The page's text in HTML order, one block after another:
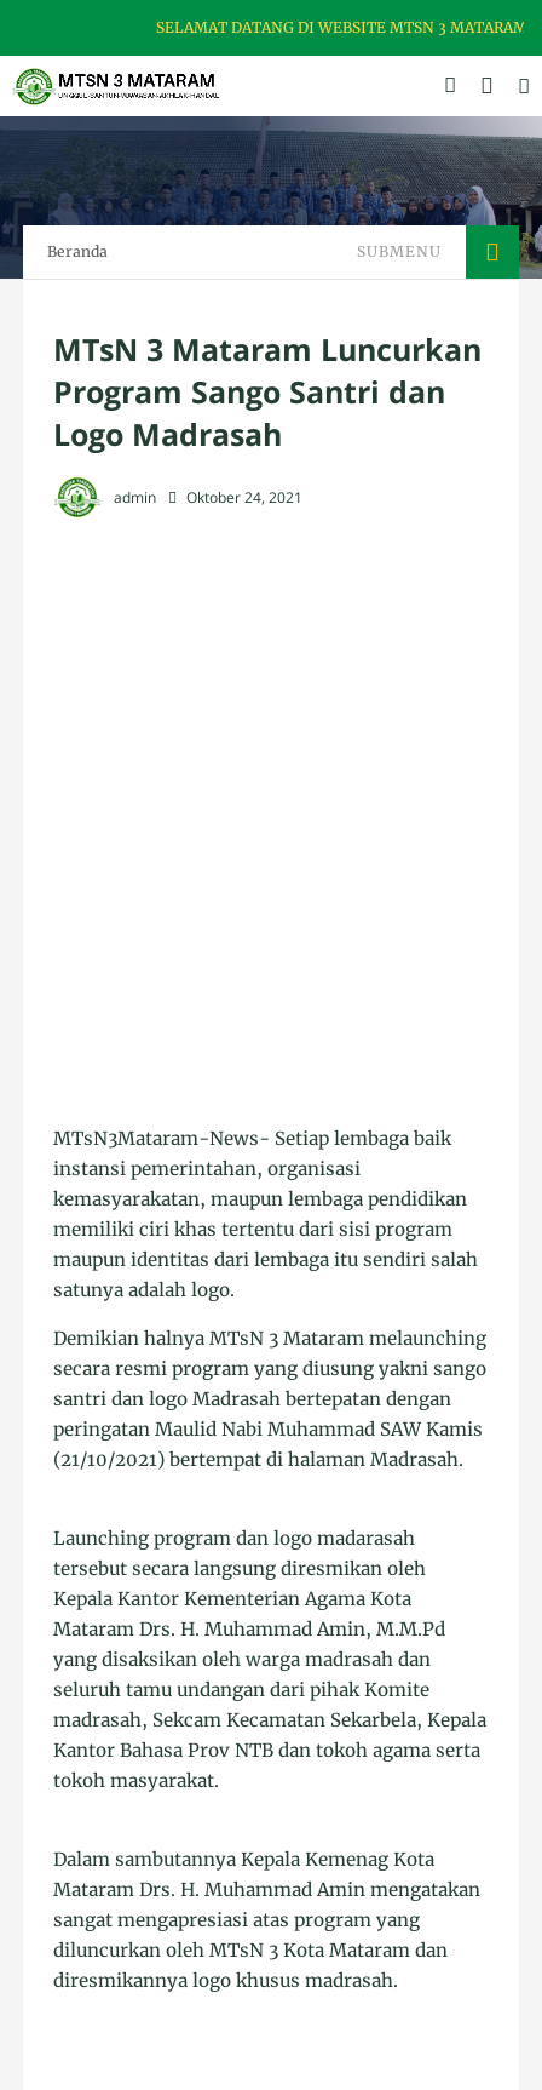
SELAMAT DATANG DI WEBSITE MTSN 3 MATARAM,
Beranda SUBMENU
MTsN 3 Mataram Luncurkan
Program Sango Santri dan
Logo Madrasah
admin Oktober 24, 2021
MTsN3Mataram-News- Setiap lembaga baik
instansi pemerintahan, organisasi
kemasyarakatan, maupun lembaga pendidikan
memiliki ciri khas tertentu dari sisi program
maupun identitas dari lembaga itu sendiri salah
satunya adalah logo.
Demikian halnya MTsN 3 Mataram melaunching
secara resmi program yang diusung yakni sango
santri dan logo Madrasah bertepatan dengan
peringatan Maulid Nabi Muhammad SAW Kamis
(21/10/2021) bertempat di halaman Madrasah.
Launching program dan logo madarasah
tersebut secara langsung diresmikan oleh
Kepala Kantor Kementerian Agama Kota
Mataram Drs. H. Muhammad Amin, M.M.Pd
yang disaksikan oleh warga madrasah dan
seluruh tamu undangan dari pihak Komite
madrasah, Sekcam Kecamatan Sekarbela, Kepala
Kantor Bahasa Prov NTB dan tokoh agama serta
tokoh masyarakat.
Dalam sambutannya Kepala Kemenag Kota
Mataram Drs. H. Muhammad Amin mengatakan
sangat mengapresiasi atas program yang
diluncurkan oleh MTsN 3 Kota Mataram dan
diresmikannya logo khusus madrasah.